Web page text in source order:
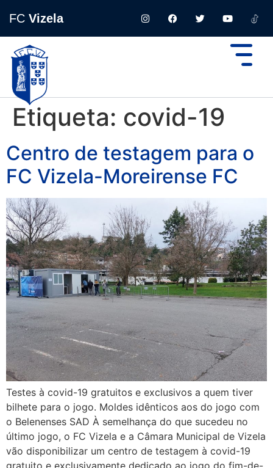
FC Vizela
Etiqueta: covid-19
Centro de testagem para o
FC Vizela-Moreirense FC
Testes à covid-19 gratuitos e exclusivos a quem tiver
bilhete para o jogo. Moldes idênticos aos do jogo com
o Belenenses SAD À semelhança do que sucedeu no
último jogo, o FC Vizela e a Câmara Municipal de Vizela
vão disponibilizar um centro de testagem à covid-19
gratuito e exclusivamente dedicado ao jogo do fim-de-